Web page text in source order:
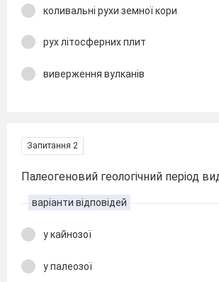
коливальні рухи земної кори
рух літосферних плит
виверження вулканів
Запитання 2
Палеогеновий геологічний період
варіанти відповідей
у кайнозої
у палеозої